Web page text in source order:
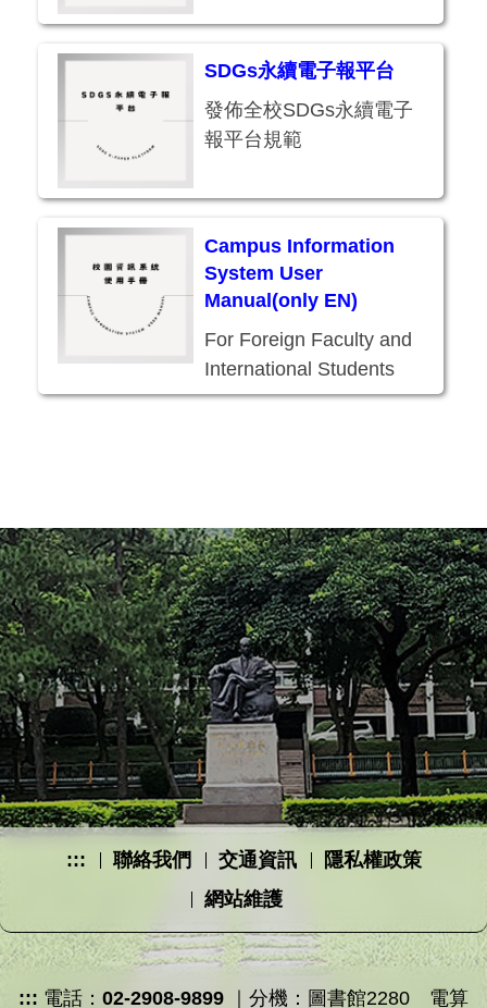
SDGs永續電子報平台
發佈全校SDGs永續電子
報平台規範
Campus Information
System User
Manual(only EN)
For Foreign Faculty and
International Students
::: 聯絡我們 交通資訊
隱私權政策
網站維護
::: 電話： 02-2908-9899 ｜分機：圖書館2280 電算